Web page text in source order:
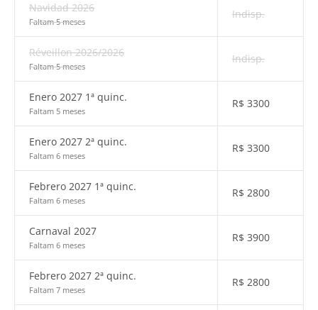
Navidad 2026
Faltam 5 meses
Indisp.
Réveillon 2026/2026
Faltam 5 meses
Indisp.
Enero 2027 1ª quinc.
Faltam 5 meses
R$ 3300
Enero 2027 2ª quinc.
Faltam 6 meses
R$ 3300
Febrero 2027 1ª quinc.
Faltam 6 meses
R$ 2800
Carnaval 2027
Faltam 6 meses
R$ 3900
Febrero 2027 2ª quinc.
Faltam 7 meses
R$ 2800